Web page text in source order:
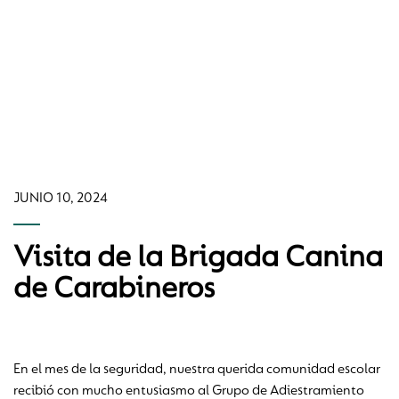
JUNIO 10, 2024
Visita de la Brigada Canina
de Carabineros
En el mes de la seguridad, nuestra querida comunidad escolar
recibió con mucho entusiasmo al Grupo de Adiestramiento